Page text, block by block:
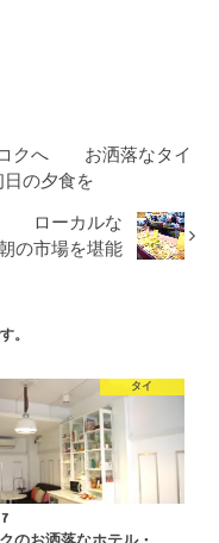
コクへ お洒落なタイ
初日の夕食を
ローカルな
の市場を堪能
。
タイ